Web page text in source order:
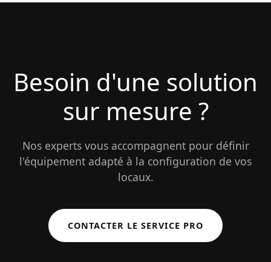
Besoin d'une solution
sur mesure ?
Nos experts vous accompagnent pour définir
l'équipement adapté à la configuration de vos
locaux.
CONTACTER LE SERVICE PRO